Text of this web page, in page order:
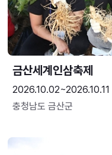
금산세계인삼축제
2026.10.02~2026.10.11
충청남도 금산군